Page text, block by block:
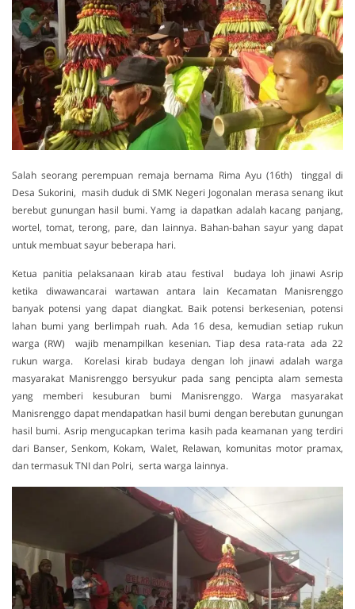
Salah seorang perempuan remaja bernama Rima Ayu (16th) tinggal di
Desa Sukorini, masih duduk di SMK Negeri Jogonalan merasa senang ikut
berebut gunungan hasil bumi. Yamg ia dapatkan adalah kacang panjang,
wortel, tomat, terong, pare, dan lainnya. Bahan-bahan sayur yang dapat
untuk membuat sayur beberapa hari.
Ketua panitia pelaksanaan kirab atau festival budaya loh jinawi Asrip
ketika diwawancarai wartawan antara lain Kecamatan Manisrenggo
banyak potensi yang dapat diangkat. Baik potensi berkesenian, potensi
lahan bumi yang berlimpah ruah. Ada 16 desa, kemudian setiap rukun
warga (RW) wajib menampilkan kesenian. Tiap desa rata-rata ada 22
rukun warga. Korelasi kirab budaya dengan loh jinawi adalah warga
masyarakat Manisrenggo bersyukur pada sang pencipta alam semesta
yang memberi kesuburan bumi Manisrenggo. Warga masyarakat
Manisrenggo dapat mendapatkan hasil bumi dengan berebutan gunungan
hasil bumi. Asrip mengucapkan terima kasih pada keamanan yang terdiri
dari Banser, Senkom, Kokam, Walet, Relawan, komunitas motor pramax,
dan termasuk TNI dan Polri, serta warga lainnya.